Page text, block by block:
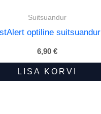
Suitsuandur
optiline suitsuandur
6,90 €
LISA KORVI